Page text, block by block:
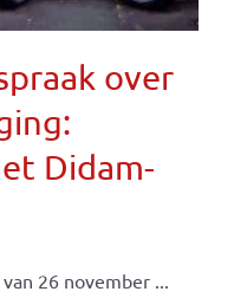
over
Didam-
26 november ...